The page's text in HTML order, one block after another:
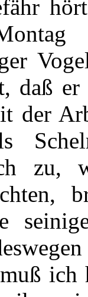
daß
der
zu,
ich